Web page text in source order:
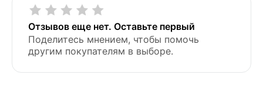
Отзывов еще нет. Оставьте первый
Поделитесь мнением, чтобы помочь
другим покупателям в выборе.